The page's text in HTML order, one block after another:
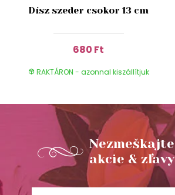
Dísz szeder csokor 13 cm
680 Ft
RAKTÁRON - azonnal kiszállítjuk
Nezmeškajte
akcie & zľavy